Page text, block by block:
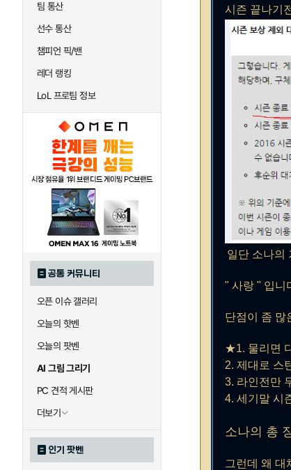
팀 통산
선수 통산
챔피언 픽/밴
레더 랭킹
LoL 프로팀 정보
공통 커뮤니티
오픈 이슈 갤러리
오늘의 핫벤
오늘의 팟벤
AI 그림 그리기
PC 견적 게시판
더보기
인기 팟벤
시즌 끝나기
일단 소나의
" 사랑 " 입니
단점이 좀 많
★1. 물리면
2. 제대로 스
3. 라인전만
4. 세기말 시
소나의 총
그런데 왜 대